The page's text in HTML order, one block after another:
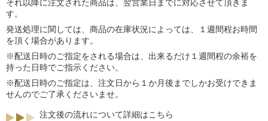
それ以降に注文された商品は、翌営業日までに対応させて頂きま
す。
発送処理に関しては、商品の在庫状況によっては、１週間程お時間
を頂く場合があります。
※配送日時のご指定をされる場合は、出来るだけ１週間程の余裕を
持った日時でご指示ください。
※配送日時のご指定は、注文日から１か月後までしかお受けできま
せんのでご了承くださいませ。
注文後の流れについて詳細はこちら